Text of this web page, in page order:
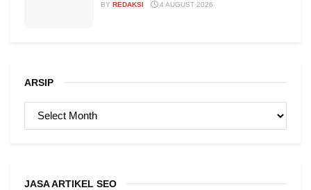
BY REDAKSI 4 AUGUST 2026
ARSIP
ARSIP
JASA ARTIKEL SEO